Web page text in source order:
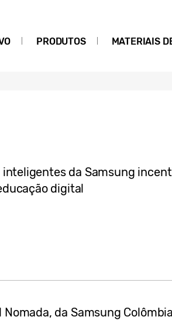
PRODUTOS MATERIAIS
inteligentes da Samsung
digital
Nomada, da Samsung